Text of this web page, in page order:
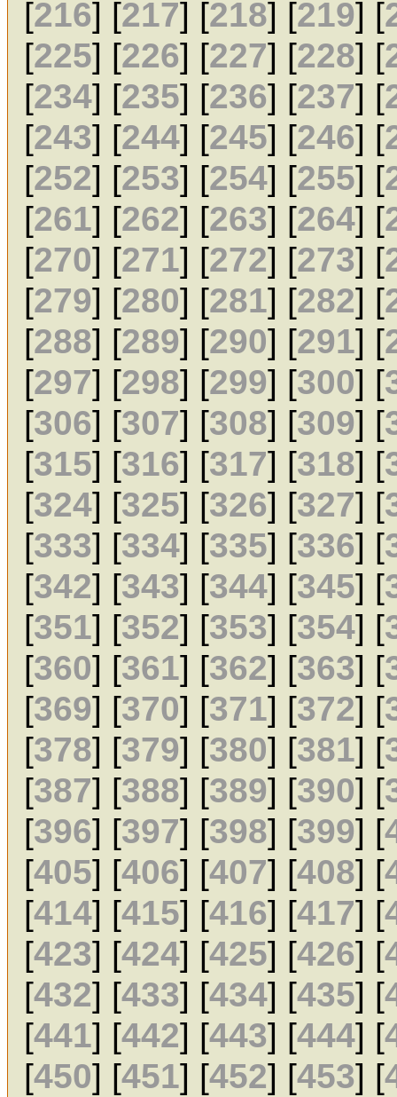
[216] [217] [218] [219] [
[225] [226] [227] [228] [
[234] [235] [236] [237] [
[243] [244] [245] [246] [
[252] [253] [254] [255] [
[261] [262] [263] [264] [
[270] [271] [272] [273] [
[279] [280] [281] [282] [
[288] [289] [290] [291] [
[297] [298] [299] [300] [
[306] [307] [308] [309] [
[315] [316] [317] [318] [
[324] [325] [326] [327] [
[333] [334] [335] [336] [
[342] [343] [344] [345] [
[351] [352] [353] [354] [
[360] [361] [362] [363] [
[369] [370] [371] [372] [
[378] [379] [380] [381] [
[387] [388] [389] [390] [
[396] [397] [398] [399] [
[405] [406] [407] [408] [
[414] [415] [416] [417] [
[423] [424] [425] [426] [
[432] [433] [434] [435] [
[441] [442] [443] [444] [
[450] [451] [452] [453] [